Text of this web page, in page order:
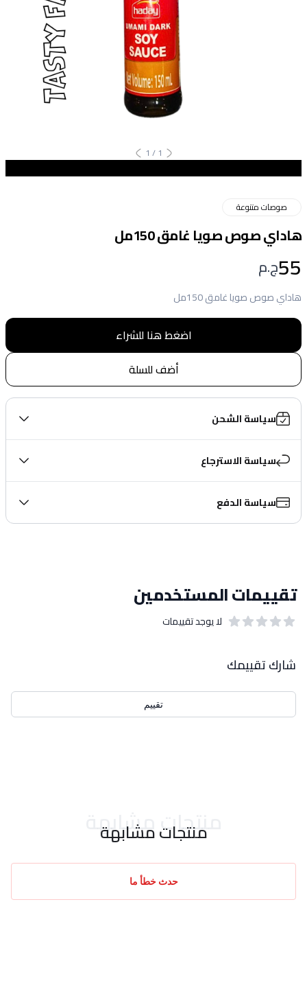
1
/
1
صوصات متنوعة
هاداي صوص صويا غامق 150مل
55ج.م
هاداي صوص صويا غامق 150مل
اضغط هنا للشراء
أضف للسلة
سياسة الشحن
سياسة الاسترجاع
سياسة الدفع
تقييمات المستخدمين
لا يوجد تقييمات
شارك تقييمك
تقييم
منتجات مشابهة
منتجات مشابهة
حدث خطأ ما